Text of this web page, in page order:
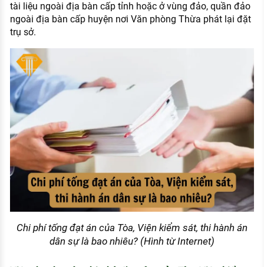
tài liệu ngoài địa bàn cấp tỉnh hoặc ở vùng đảo, quần đảo
ngoài địa bàn cấp huyện nơi Văn phòng Thừa phát lại đặt
trụ sở.
Chi phí tống đạt án của Tòa, Viện kiểm sát, thi hành án
dân sự là bao nhiêu? (Hình từ Internet)